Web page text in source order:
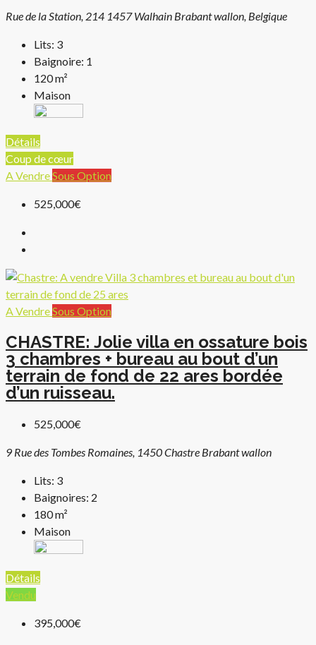
Rue de la Station, 214 1457 Walhain Brabant wallon, Belgique
Lits: 3
Baignoire: 1
120m²
Maison
Détails
Coup de cœur
A VendreSous Option
525,000€
A VendreSous Option
CHASTRE: Jolie villa en ossature bois
3 chambres + bureau au bout d’un
terrain de fond de 22 ares bordée
d’un ruisseau.
525,000€
9 Rue des Tombes Romaines, 1450 Chastre Brabant wallon
Lits: 3
Baignoires: 2
180m²
Maison
Détails
Vendu
395,000€